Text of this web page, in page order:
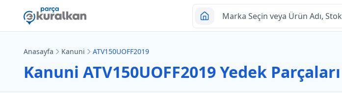
Anasayfa Kanuni ATV150UOFF2019
Kanuni ATV150UOFF2019 Yedek Parçaları